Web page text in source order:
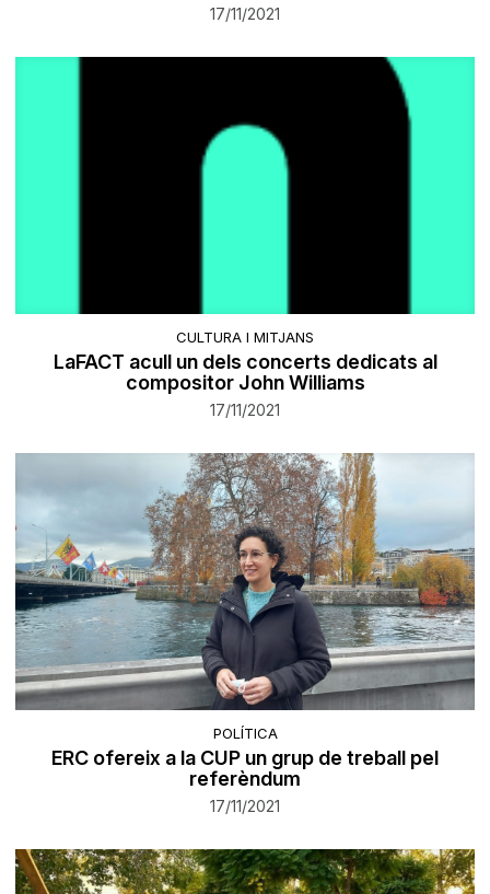
17/11/2021
CULTURA I MITJANS
LaFACT acull un dels concerts dedicats al
compositor John Williams
17/11/2021
POLÍTICA
ERC ofereix a la CUP un grup de treball pel
referèndum
17/11/2021